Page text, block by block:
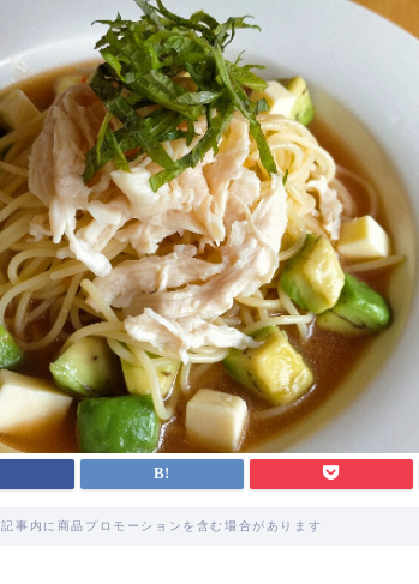
記事内に商品プロモーションを含む場合があります